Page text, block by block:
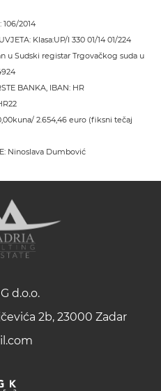
106/2014
Klasa:UP/I 330 01/14 01/224
u Sudski registar Trgovačkog suda u
BANKA, IBAN: HR
2.654,46 euro (fiksni tečaj
Ninoslava Dumbović
d.o.o.
2b, 23000 Zadar